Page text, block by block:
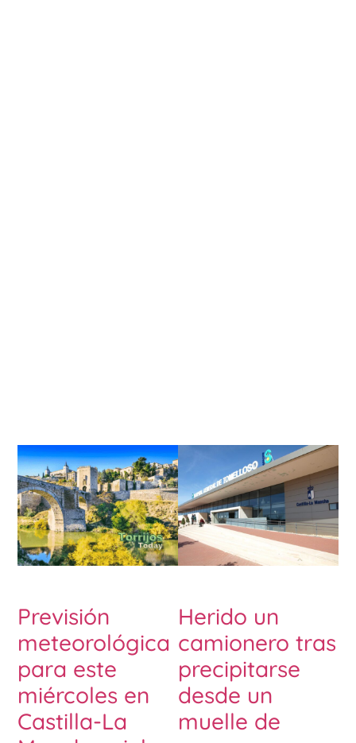
Previsión
meteorológica
para este
miércoles en
Castilla-La
Herido un
camionero tras
precipitarse
desde un
muelle de